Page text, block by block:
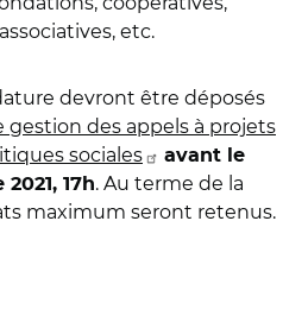
etc.
devront être déposés
gestion des appels à projets
sociales
avant le
17h. Au terme de la
maximum seront retenus.